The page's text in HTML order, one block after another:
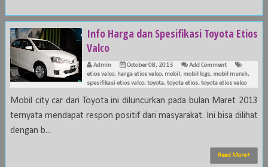
Info Harga dan Spesifikasi Toyota Etios
Valco
Admin October 08, 2013
Add Comment
etios valco, harga etios valco, mobil , mobil lcgc, mobil murah,
spesifikasi etios valco,toyota,toyota etios,toyota etios valco
Mobil city car dari Toyota ini diluncurkan pada bulan Maret 2013
ternyata mendapat respon positif dari masyarakat. Ini bisa dilihat
dengan b...
Read More